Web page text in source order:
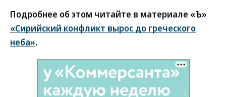
Подробнее об этом читайте в материале «Ъ»
«Сирийский конфликт вырос до греческого
неба».